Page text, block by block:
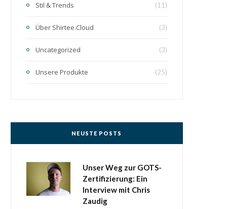
Stil & Trends (11)
Über Shirtee.Cloud (3)
Uncategorized (3)
Unsere Produkte (25)
NEUSTE POSTS
Unser Weg zur GOTS-
Zertifizierung: Ein
Interview mit Chris
Zaudig